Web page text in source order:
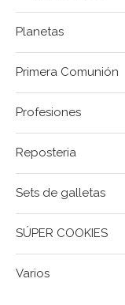
Planetas
Primera Comunión
Profesiones
Reposteria
Sets de galletas
SÚPER COOKIES
Varios